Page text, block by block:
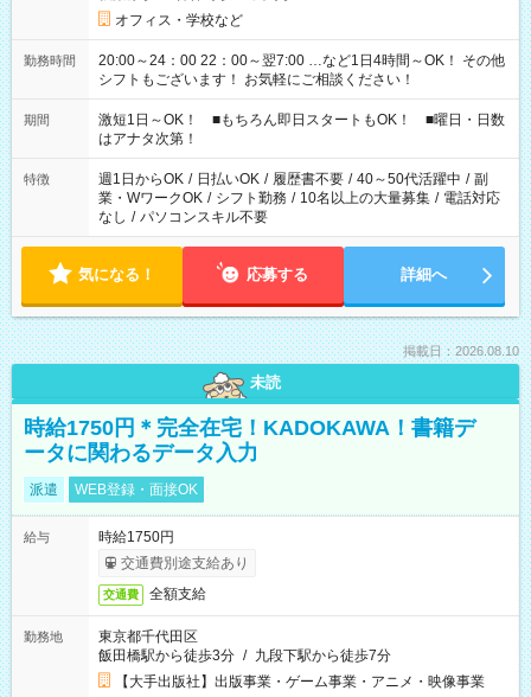
オフィス・学校など
勤務時間
20:00～24：00 22：00～翌7:00 …など1日4時間～OK！ その他
シフトもございます！ お気軽にご相談ください！
期間
激短1日～OK！ ■もちろん即日スタートもOK！ ■曜日・日数
はアナタ次第！
特徴 週1日からOK / 日払いOK / 履歴書不要 / 40～50代活躍中 / 副
業・WワークOK / シフト勤務 / 10名以上の大量募集 / 電話対応
なし / パソコンスキル不要
気になる！ 応募する 詳細へ
掲載日：2026.08.10
未読
時給1750円＊完全在宅！KADOKAWA！書籍デ
ータに関わるデータ入力
派遣 WEB登録・面接OK
給与
時給1750円
交通費別途支給あり
交通費 全額支給
勤務地
東京都千代田区
飯田橋駅から徒歩3分 / 九段下駅から徒歩7分
【大手出版社】出版事業・ゲーム事業・アニメ・映像事業